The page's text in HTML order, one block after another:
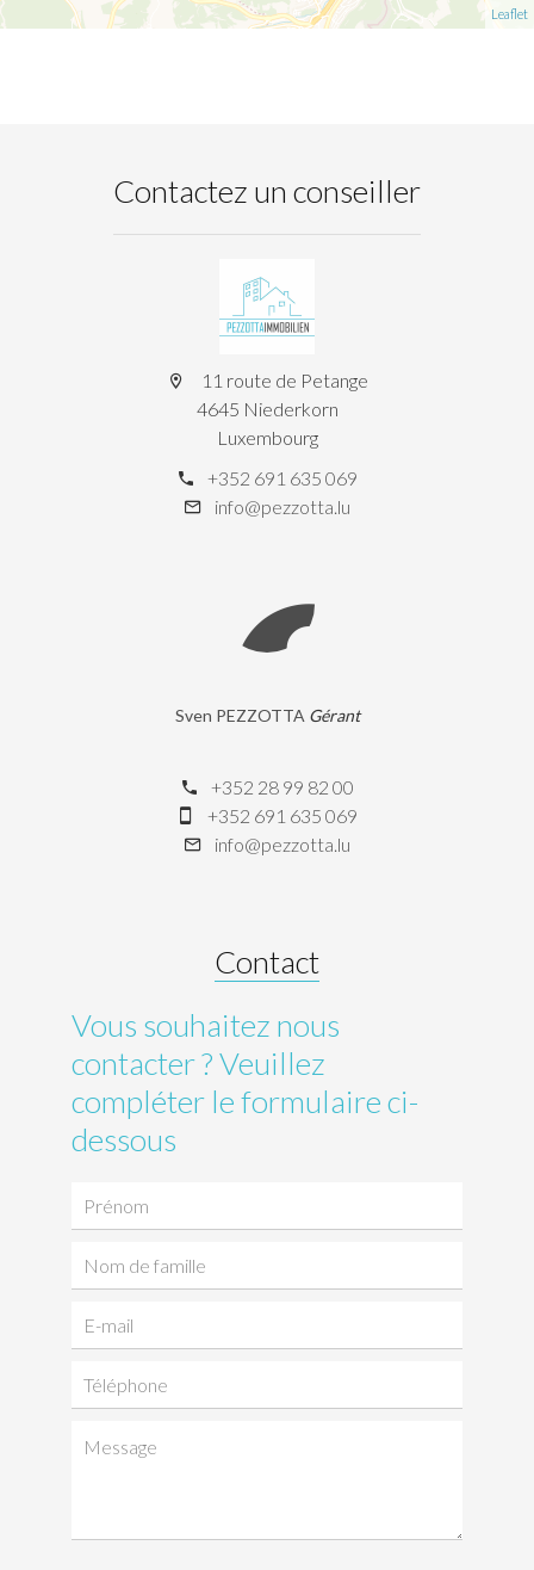
Leaflet
Contactez un conseiller
11 route de Petange
4645 Niederkorn
Luxembourg
+352 691 635 069
info@pezzotta.lu
Sven PEZZOTTA Gérant
+352 28 99 82 00
+352 691 635 069
info@pezzotta.lu
Vous souhaitez nous
contacter ? Veuillez
compléter le formulaire ci-
dessous
Contact